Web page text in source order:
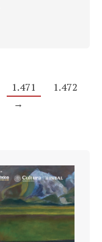
1.471
1.472
→